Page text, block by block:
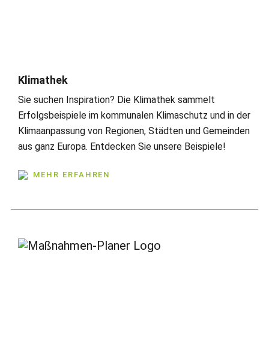
Klimathek
Sie suchen Inspiration? Die Klimathek sammelt
Erfolgsbeispiele im kommunalen Klimaschutz und in der
Klimaanpassung von Regionen, Städten und Gemeinden
aus ganz Europa. Entdecken Sie unsere Beispiele!
MEHR ERFAHREN